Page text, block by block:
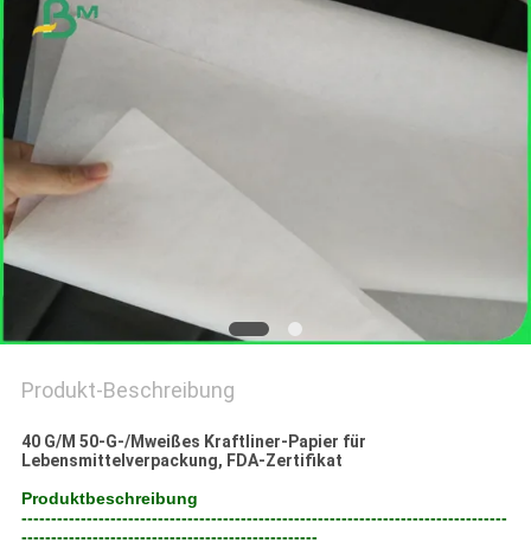
Produkt-Beschreibung
40 G/M 50-G-/Mweißes Kraftliner-Papier für
Lebensmittelverpackung, FDA-Zertifikat
Produktbeschreibung
----------------------------------------------------------------------------------
--------------------------------------------------